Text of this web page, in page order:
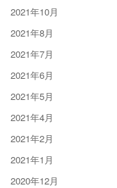
2021年10月
2021年8月
2021年7月
2021年6月
2021年5月
2021年4月
2021年2月
2021年1月
2020年12月